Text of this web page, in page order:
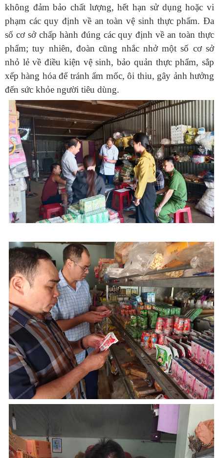
không đảm bảo chất lượng, hết hạn sử dụng hoặc vi
phạm các quy định về an toàn vệ sinh thực phẩm. Đa
số cơ sở chấp hành đúng các quy định về an toàn thực
phẩm; tuy nhiên, đoàn cũng nhắc nhở một số cơ sở
nhỏ lẻ về điều kiện vệ sinh, bảo quản thực phẩm, sắp
xếp hàng hóa để tránh ẩm mốc, ôi thiu, gây ảnh hưởng
đến sức khỏe người tiêu dùng.